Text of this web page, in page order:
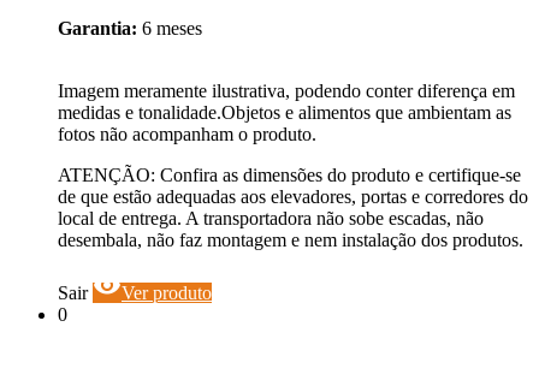
Garantia: 6 meses
Imagem meramente ilustrativa, podendo conter diferença em
medidas e tonalidade.Objetos e alimentos que ambientam as
fotos não acompanham o produto.
ATENÇÃO: Confira as dimensões do produto e certifique-se
de que estão adequadas aos elevadores, portas e corredores do
local de entrega. A transportadora não sobe escadas, não
desembala, não faz montagem e nem instalação dos produtos.
Sair visibilityVer produto
0